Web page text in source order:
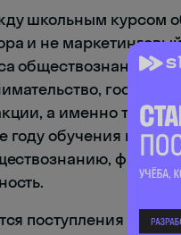
школьным курсом
и не
обществознания за
а именно те
году обучения в
поступления —